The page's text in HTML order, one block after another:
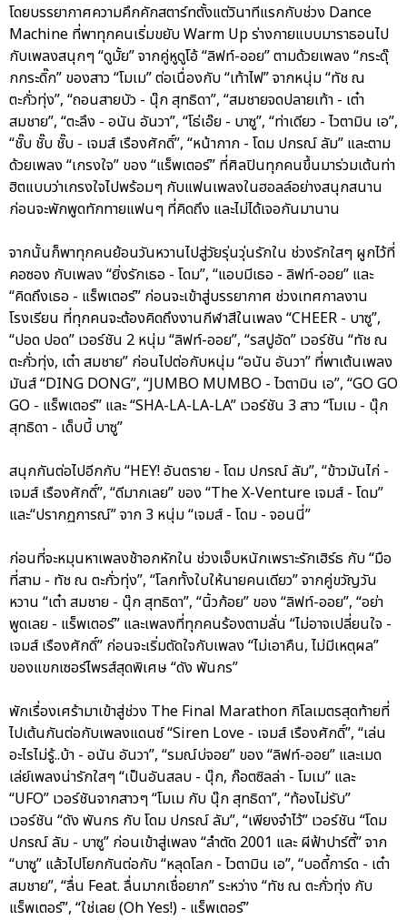
โดยบรรยากาศความคึกคักสตาร์ทตั้งแต่วินาทีแรกกับช่วง Dance
Machine ที่พาทุกคนเริ่มขยับ Warm Up ร่างกายแบบมาราธอนไป
กับเพลงสนุกๆ “ดูมั้ย” จากคู่หูดูโอ้ “ลิฟท์-ออย” ตามด้วยเพลง “กระดุ๊
กกระดิ๊ก” ของสาว “โมเม” ต่อเนื่องกับ “เท้าไฟ” จากหนุ่ม “ทัช ณ
ตะกั่วทุ่ง”, “ถอนสายบัว - นุ๊ก สุทธิดา”, “สมชายจดปลายเท้า - เต๋า
สมชาย”, “ตะลึง - อนัน อันวา”, “โธ่เอ๊ย - บาซู”, “ท่าเดียว - ไวตามิน เอ”,
“ชั๊บ ชั๊บ ชั๊บ - เจมส์ เรืองศักดิ์”, “หน้ากาก - โดม ปกรณ์ ลัม” และตาม
ด้วยเพลง “เกรงใจ” ของ “แร็พเตอร์” ที่ศิลปินทุกคนขึ้นมาร่วมเต้นท่า
ฮิตแบบว่าเกรงใจไปพร้อมๆ กับแฟนเพลงในฮอลล์อย่างสนุกสนาน
ก่อนจะพักพูดทักทายแฟนๆ ที่คิดถึง และไม่ได้เจอกันมานาน
จากนั้นก็พาทุกคนย้อนวันหวานไปสู่วัยรุ่นวุ่นรักใน ช่วงรักใสๆ ผูกไว้ที่
คอซอง กับเพลง “ยิ่งรักเธอ - โดม”, “แอบมีเธอ - ลิฟท์-ออย” และ
“คิดถึงเธอ - แร็พเตอร์” ก่อนจะเข้าสู่บรรยากาศ ช่วงเทศกาลงาน
โรงเรียน ที่ทุกคนจะต้องคิดถึงงานกีฬาสีในเพลง “CHEER - บาซู”,
“ปอด ปอด” เวอร์ชัน 2 หนุ่ม “ลิฟท์-ออย”, “รสปูอัด” เวอร์ชัน “ทัช ณ
ตะกั่วทุ่ง, เต๋า สมชาย” ก่อนไปต่อกับหนุ่ม “อนัน อันวา” ที่พาเต้นเพลง
มันส์ “DING DONG”, “JUMBO MUMBO - ไวตามิน เอ”, “GO GO
GO - แร็พเตอร์” และ “SHA-LA-LA-LA” เวอร์ชัน 3 สาว “โมเม - นุ๊ก
สุทธิดา - เด็บบี้ บาซู”
สนุกกันต่อไปอีกกับ “HEY! อันตราย - โดม ปกรณ์ ลัม”, “ข้าวมันไก่ -
เจมส์ เรืองศักดิ์”, “ดีมากเลย” ของ “The X-Venture เจมส์ - โดม”
และ“ปรากฏการณ์” จาก 3 หนุ่ม “เจมส์ - โดม - จอนนี่”
ก่อนที่จะหมุนหาเพลงช้าอกหักใน ช่วงเจ็บหนักเพราะรักเฮิร์ธ กับ “มือ
ที่สาม - ทัช ณ ตะกั่วทุ่ง”, “โลกทั้งใบให้นายคนเดียว” จากคู่ขวัญวัน
หวาน “เต๋า สมชาย - นุ๊ก สุทธิดา”, “นิ้วก้อย” ของ “ลิฟท์-ออย”, “อย่า
พูดเลย - แร็พเตอร์” และเพลงที่ทุกคนร้องตามลั่น “ไม่อาจเปลี่ยนใจ -
เจมส์ เรืองศักดิ์” ก่อนจะเริ่มตัดใจกับเพลง “ไม่เอาคืน, ไม่มีเหตุผล”
ของแขกเซอร์ไพรส์สุดพิเศษ “ดัง พันกร”
พักเรื่องเศร้ามาเข้าสู่ช่วง The Final Marathon กิโลเมตรสุดท้ายที่
ไปเต้นกันต่อกับเพลงแดนซ์ “Siren Love - เจมส์ เรืองศักดิ์”, “เล่น
อะไรไม่รู้..บ้า - อนัน อันวา”, “รมณ์บ่จอย” ของ “ลิฟท์-ออย” และเมด
เล่ย์เพลงน่ารักใสๆ “เป็นอันสลบ - นุ๊ก, ก๊อตซิลล่า - โมเม” และ
“UFO” เวอร์ชันจากสาวๆ “โมเม กับ นุ๊ก สุทธิดา”, “ท้องไม่รับ”
เวอร์ชัน “ดัง พันกร กับ โดม ปกรณ์ ลัม”, “เพียงจำไว้” เวอร์ชัน “โดม
ปกรณ์ ลัม - บาซู” ก่อนเข้าสู่เพลง “ลำตัด 2001 และ ผีฟ้าปาร์ตี้” จาก
“บาซู” แล้วไปโยกกันต่อกับ “หลุดโลก - ไวตามิน เอ”, “บอดี้การ์ด - เต๋า
สมชาย”, “ลื่น Feat. ลื่นมากเชื่อยาก” ระหว่าง “ทัช ณ ตะกั่วทุ่ง กับ
แร็พเตอร์”, “ใช่เลย (Oh Yes!) - แร็พเตอร์”